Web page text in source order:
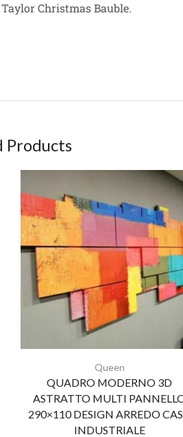
Christmas Bauble.
Products
Queen
QUADRO MODERNO 3D
ASTRATTO MULTI
290×110 DESIGN ARREDO
INDUSTRIALE